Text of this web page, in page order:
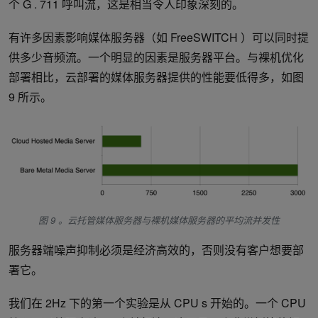
个 G . 711 呼叫流，这是相当令人印象深刻的。
有许多因素影响媒体服务器（如 FreeSWITCH ）可以同时提
供多少音频流。一个明显的因素是服务器平台。与裸机优化
部署相比，云部署的媒体服务器提供的性能要低得多，如图
9 所示。
图 9 。云托管媒体服务器与裸机媒体服务器的平均流并发性
服务器端噪声抑制必须是经济高效的，否则没有客户想要部
署它。
我们在 2Hz 下的第一个实验是从 CPU s 开始的。一个 CPU